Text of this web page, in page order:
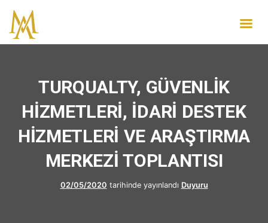
TURQUALTY, GÜVENLİK
HİZMETLERİ, İDARİ DESTEK
HİZMETLERİ VE ARAŞTIRMA
MERKEZİ TOPLANTISI
02/05/2020 tarihinde yayınlandı Duyuru